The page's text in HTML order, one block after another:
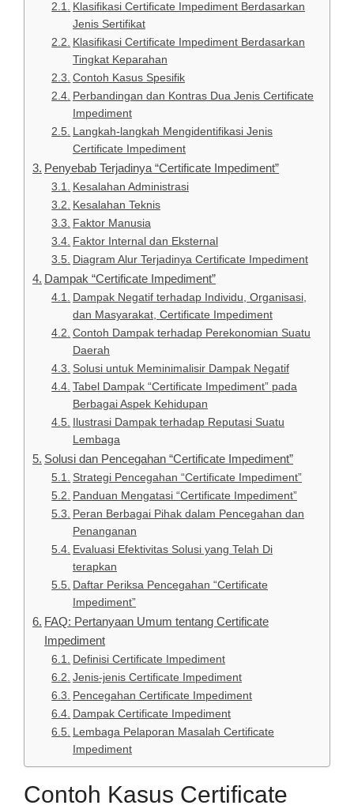
Klasifikasi Certificate Impediment Berdasarkan
Jenis Sertifikat
Klasifikasi Certificate Impediment Berdasarkan
Tingkat Keparahan
Contoh Kasus Spesifik
Perbandingan dan Kontras Dua Jenis Certificate
Impediment
Langkah-langkah Mengidentifikasi Jenis
Certificate Impediment
Penyebab Terjadinya “Certificate Impediment”
Kesalahan Administrasi
Kesalahan Teknis
Faktor Manusia
Faktor Internal dan Eksternal
Diagram Alur Terjadinya Certificate Impediment
Dampak “Certificate Impediment”
Dampak Negatif terhadap Individu, Organisasi,
dan Masyarakat, Certificate Impediment
Contoh Dampak terhadap Perekonomian Suatu
Daerah
Solusi untuk Meminimalisir Dampak Negatif
Tabel Dampak “Certificate Impediment” pada
Berbagai Aspek Kehidupan
Ilustrasi Dampak terhadap Reputasi Suatu
Lembaga
Solusi dan Pencegahan “Certificate Impediment”
Strategi Pencegahan “Certificate Impediment”
Panduan Mengatasi “Certificate Impediment”
Peran Berbagai Pihak dalam Pencegahan dan
Penanganan
Evaluasi Efektivitas Solusi yang Telah Di
terapkan
Daftar Periksa Pencegahan “Certificate
Impediment”
FAQ: Pertanyaan Umum tentang Certificate
Impediment
Definisi Certificate Impediment
Jenis-jenis Certificate Impediment
Pencegahan Certificate Impediment
Dampak Certificate Impediment
Lembaga Pelaporan Masalah Certificate
Impediment
Contoh Kasus Certificate